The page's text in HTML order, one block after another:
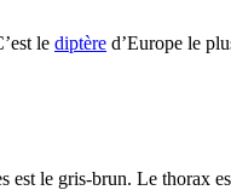
le diptère d’Europe le
est le gris-brun. Le thorax